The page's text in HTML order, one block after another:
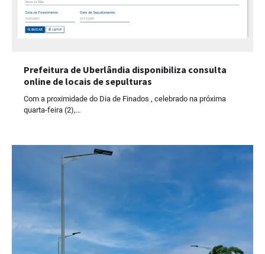
Prefeitura de Uberlândia disponibiliza consulta
online de locais de sepulturas
Com a proximidade do Dia de Finados , celebrado na próxima
quarta-feira (2),…